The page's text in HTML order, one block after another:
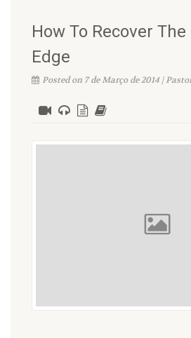
How To Recover
Edge
Posted on 7 de Março de 2014 |